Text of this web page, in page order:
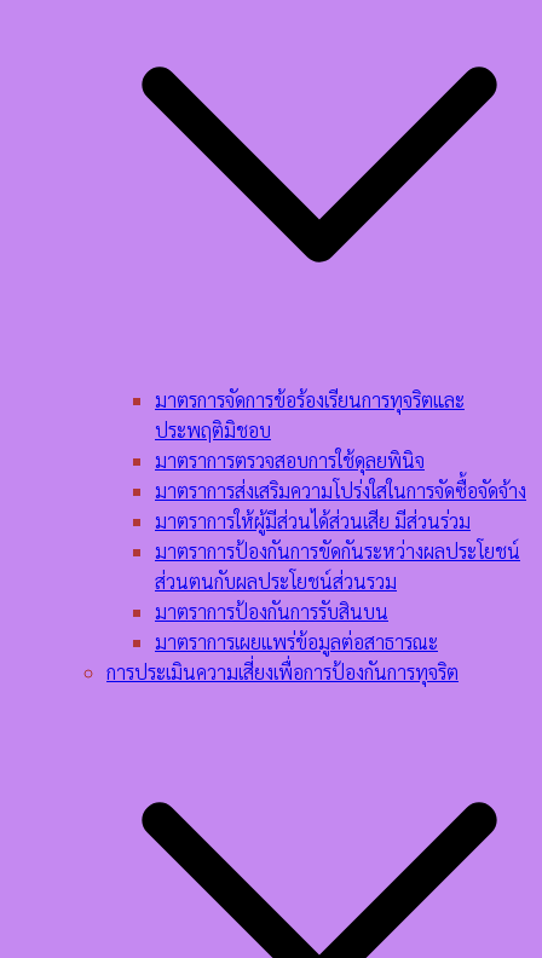
มาตรการจัดการข้อร้องเรียนการทุจริตและ
ประพฤติมิชอบ
มาตราการตรวจสอบการใช้ดุลยพินิจ
มาตราการส่งเสริมความโปร่งใสในการจัดซื้อจัดจ้าง
มาตราการให้ผู้มีส่วนได้ส่วนเสีย มีส่วนร่วม
มาตราการป้องกันการขัดกันระหว่างผลประโยชน์
ส่วนตนกับผลประโยชน์ส่วนรวม
มาตราการป้องกันการรับสินบน
มาตราการเผยแพร่ข้อมูลต่อสาธารณะ
การประเมินความเสี่ยงเพื่อการป้องกันการทุจริต